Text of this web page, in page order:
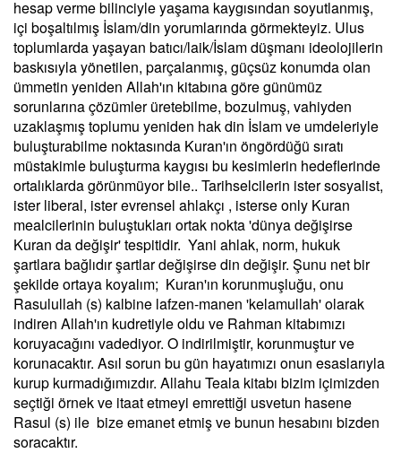
hesap verme bilinciyle yaşama kaygısından soyutlanmış,
içi boşaltılmış İslam/din yorumlarında görmekteyiz. Ulus
toplumlarda yaşayan batıcı/laik/İslam düşmanı ideolojilerin
baskısıyla yönetilen, parçalanmış, güçsüz konumda olan
ümmetin yeniden Allah'ın kitabına göre günümüz
sorunlarına çözümler üretebilme, bozulmuş, vahiyden
uzaklaşmış toplumu yeniden hak din İslam ve umdeleriyle
buluşturabilme noktasında Kuran'ın öngördüğü sıratı
müstakimle buluşturma kaygısı bu kesimlerin hedeflerinde
ortalıklarda görünmüyor bile.. Tarihselcilerin ister sosyalist,
ister liberal, ister evrensel ahlakçı , isterse only Kuran
mealcilerinin buluştukları ortak nokta 'dünya değişirse
Kuran da değişir' tespitidir. Yani ahlak, norm, hukuk
şartlara bağlıdır şartlar değişirse din değişir. Şunu net bir
şekilde ortaya koyalım; Kuran'ın korunmuşluğu, onu
Rasulullah (s) kalbine lafzen-manen 'kelamullah' olarak
indiren Allah'ın kudretiyle oldu ve Rahman kitabımızı
koruyacağını vadediyor. O indirilmiştir, korunmuştur ve
korunacaktır. Asıl sorun bu gün hayatımızı onun esaslarıyla
kurup kurmadığımızdır. Allahu Teala kitabı bizim içimizden
seçtiği örnek ve itaat etmeyi emrettiği usvetun hasene
Rasul (s) ile bize emanet etmiş ve bunun hesabını bizden
soracaktır.